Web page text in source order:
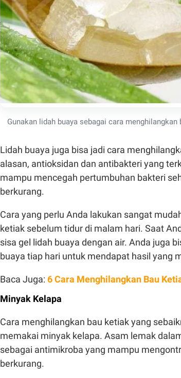
Gunakan lidah buaya sebagai cara menghilangkan
Lidah buaya juga bisa jadi cara
alasan, antioksidan dan antibakteri yang
mampu mencegah pertumbuhan bakteri
berkurang.
Cara yang perlu Anda lakukan sangat
ketiak sebelum tidur di malam hari. Saat
sisa gel lidah buaya dengan air. Anda juga
buaya tiap hari untuk mendapat hasil yang
Baca Juga: 6 Cara Menghilangkan Bau
Minyak Kelapa
Cara menghilangkan bau ketiak yang
memakai minyak kelapa. Asam lemak
sebagai antimikroba yang mampu
berkurang.